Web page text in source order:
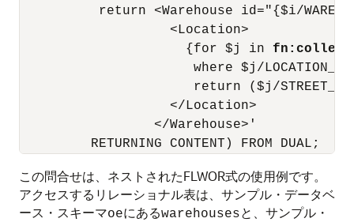
return <Warehouse id="{$i/
                   <Location>
                     {for $j in
where $j/
return ($j/
                   </Location>
                 </Warehouse>'
この問合せは、ネストされたFLWOR式の使用例です。
アクセスするリレーショナル表は、サンプル・データベ
ース・スキーマoeにあるwarehousesと、サンプル・